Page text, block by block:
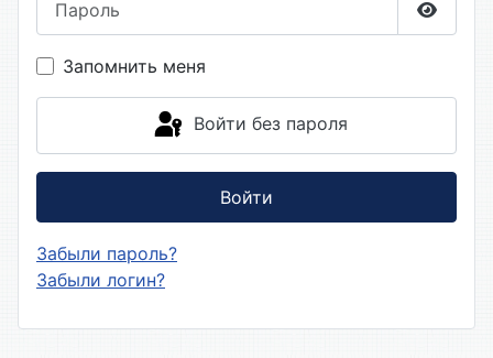
Запомнить меня
Войти без пароля
Войти
Забыли пароль?
Забыли логин?